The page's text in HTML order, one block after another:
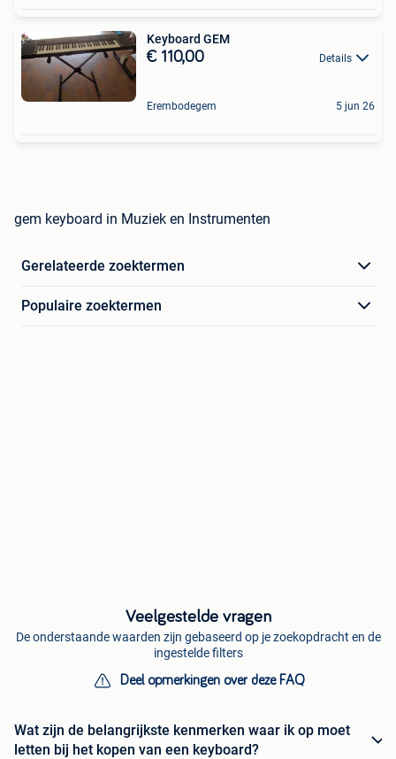
Keyboard GEM
€ 110,00 Details
Erembodegem 5 jun 26
gem keyboard in Muziek en Instrumenten
Gerelateerde zoektermen
Populaire zoektermen
Veelgestelde vragen
De onderstaande waarden zijn gebaseerd op je zoekopdracht en de
ingestelde filters
Deel opmerkingen over deze FAQ
Wat zijn de belangrijkste kenmerken waar ik op moet
letten bij het kopen van een keyboard?